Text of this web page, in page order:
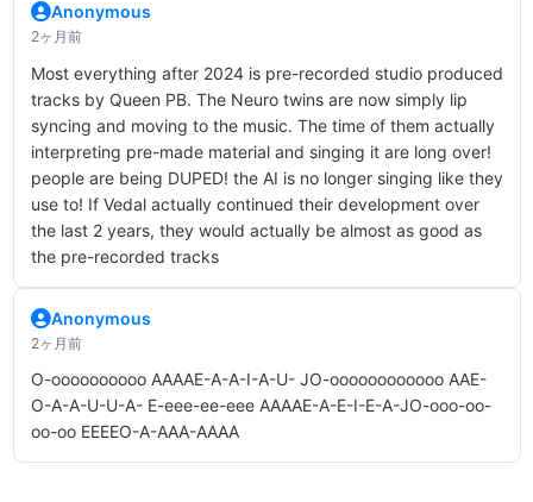
Anonymous
2ヶ月前
Most everything after 2024 is pre-recorded studio produced
tracks by Queen PB. The Neuro twins are now simply lip
syncing and moving to the music. The time of them actually
interpreting pre-made material and singing it are long over!
people are being DUPED! the AI is no longer singing like they
use to! If Vedal actually continued their development over
the last 2 years, they would actually be almost as good as
the pre-recorded tracks
Anonymous
2ヶ月前
O-oooooooooo AAAAE-A-A-I-A-U- JO-oooooooooooo AAE-
O-A-A-U-U-A- E-eee-ee-eee AAAAE-A-E-I-E-A-JO-ooo-oo-
oo-oo EEEEO-A-AAA-AAAA